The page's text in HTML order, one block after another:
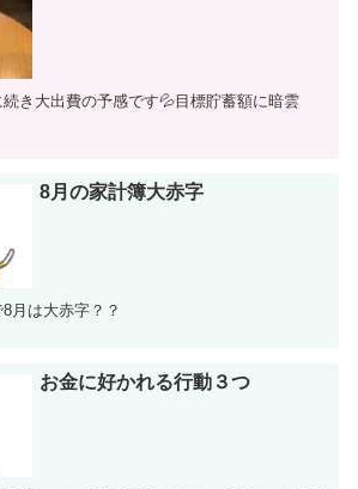
き大出費の予感です💦目標貯蓄額に暗雲
8月の家計簿大赤字
月は大赤字？？
お金に好かれる行動３つ